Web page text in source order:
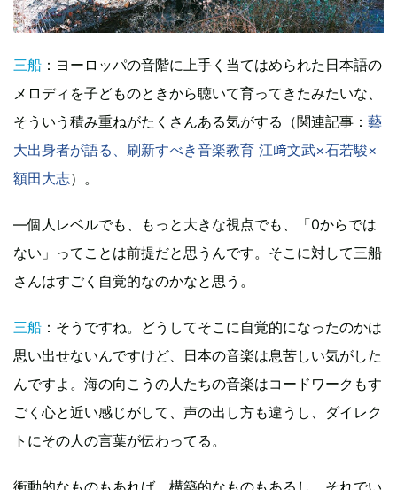
三船 ：ヨーロッパの音階に上手く当てはめられた日本語の
メロディを子どものときから聴いて育ってきたみたいな、
そういう積み重ねがたくさんある気がする（関連記事： 藝
大出身者が語る、刷新すべき音楽教育 江﨑文武×石若駿×
額田大志）。
―個人レベルでも、もっと大きな視点でも、「0からでは
ない」ってことは前提だと思うんです。そこに対して三船
さんはすごく自覚的なのかなと思う。
三船 ：そうですね。どうしてそこに自覚的になったのかは
思い出せないんですけど、日本の音楽は息苦しい気がした
んですよ。海の向こうの人たちの音楽はコードワークもす
ごく心と近い感じがして、声の出し方も違うし、ダイレク
トにその人の言葉が伝わってる。
衝動的なものもあれば、構築的なものもあるし、それでい